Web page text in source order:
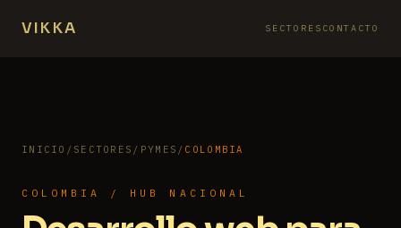
VIKKA SECTORES CONTACTO
INICIO / SECTORES / PYMES / COLOMBIA
COLOMBIA / HUB NACIONAL